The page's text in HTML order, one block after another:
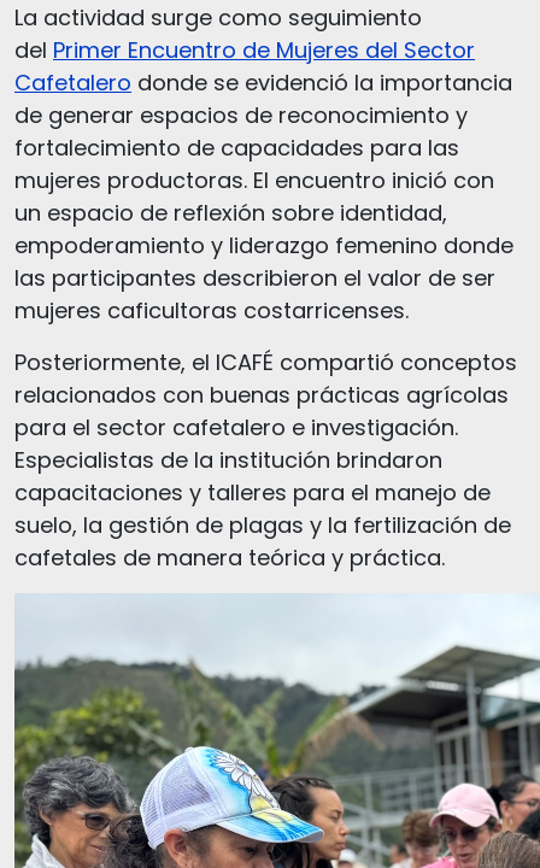
La actividad surge como seguimiento
del Primer Encuentro de Mujeres del Sector
Cafetalero donde se evidenció la importancia
de generar espacios de reconocimiento y
fortalecimiento de capacidades para las
mujeres productoras. El encuentro inició con
un espacio de reflexión sobre identidad,
empoderamiento y liderazgo femenino donde
las participantes describieron el valor de ser
mujeres caficultoras costarricenses.
Posteriormente, el ICAFÉ compartió conceptos
relacionados con buenas prácticas agrícolas
para el sector cafetalero e investigación.
Especialistas de la institución brindaron
capacitaciones y talleres para el manejo de
suelo, la gestión de plagas y la fertilización de
cafetales de manera teórica y práctica.